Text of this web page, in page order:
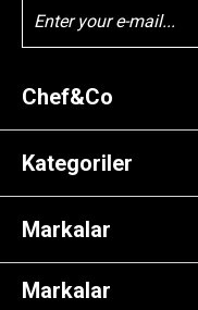
Chef&Co
Kategoriler
Markalar
Markalar